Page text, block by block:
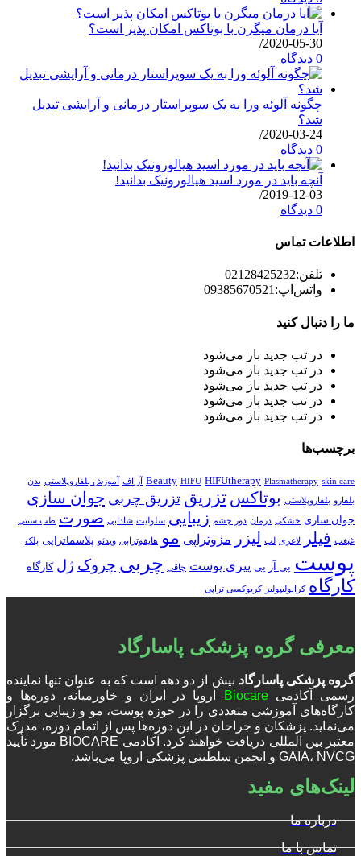
آیا درمان میگرن با بوتاکس امکان پذیر است؟
2020-05-30
/
0 دیدگاه
چگونه آلوئه ورا به یک سوپراستار درمانی و آرایشی تبدیل
شد؟
2020-03-24
/
0 دیدگاه
آنچه باید در مورد اسید هیالورونیک بدانید!
2019-12-03
/
0 دیدگاه
اطلاعات تماس
تلفن:02128425232
واتس‌اپ: 09385670521
ما را دنبال کنید
در تب جدید باز می‌شود
در تب جدید باز می‌شود
در تب جدید باز می‌شود
در تب جدید باز می‌شود
در تب جدید باز می‌شود
برچسب‌ها
Beauty HIFU HIFUtherapy Plasmatherapy skin care آر اف آموزش بلفاروپلاستی بدن
بلفارو بلفاروپلاستی بوتاکس تزریق تزریق چربی جوان سازی
جوان سازی خشکی درمان دور چشم زیبایی سلولیت شادابی صورت طب سنتی
غبغب فیلر لاغری لب لیزر مزوتراپی مو هایفوتراپی ویدئو پلاسماتراپی پلک
پوست پی آر پی پیری پوست چاقی چربی چروک ژل کارگاه
کارگاه کرایولیپولیز کربوکسی تراپی
معرفی گروه پزشکی پاسارگاد
گروه پزشکی پاسارگاد بیش از دو دهه است که به عنوان تنها نماینده
رسمی آکادمیBiocare
اروپا در ایران و خاورمیانه، دوره‌ها و
کارگاه‌های آموزشی متعددی را در حوزه پوست، مو و زیبایی برگزار
می‌نماید. پزشکان و جراحان در این دوره‌ها پس از اتمام دوره، مدرک
معتبر بین المللی دریافت خواهند کرد. آکادمی BIOCARE مورد تأیید
GAIA، NVCG و انجمن سلطنتی پزشکی اروپا می‌باشد.
لینک‌های مفید
درباره ما
تماس با ما